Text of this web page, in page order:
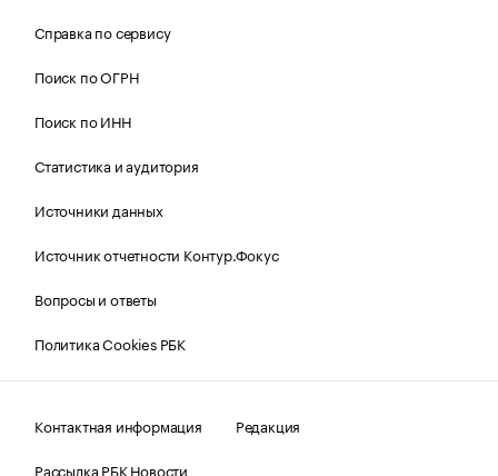
Справка по сервису
Поиск по ОГРН
Поиск по ИНН
Статистика и аудитория
Источники данных
Источник отчетности Контур.Фокус
Вопросы и ответы
Политика Cookies РБК
Контактная информация
Редакция
Рассылка РБК Новости